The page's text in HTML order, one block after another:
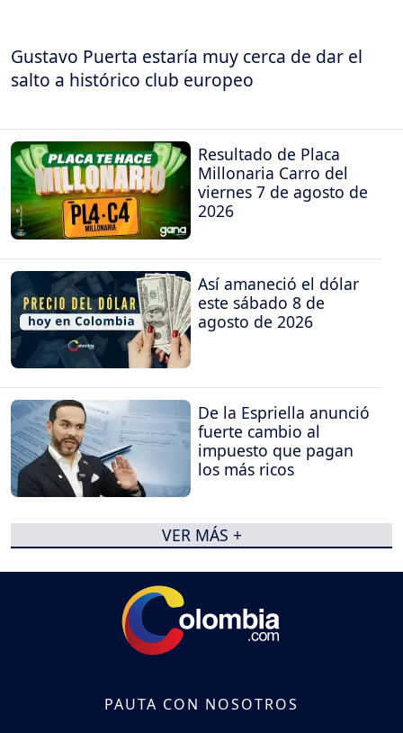
Gustavo Puerta estaría muy cerca de dar el
salto a histórico club europeo
Resultado de Placa
Millonaria Carro del
viernes 7 de agosto de
2026
Así amaneció el dólar
este sábado 8 de
agosto de 2026
De la Espriella anunció
fuerte cambio al
impuesto que pagan
los más ricos
VER MÁS +
PAUTA CON NOSOTROS